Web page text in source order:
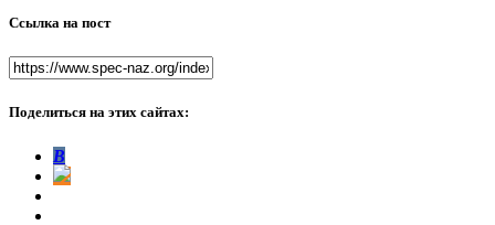
Ссылка на пост
Поделиться на этих сайтах:
В